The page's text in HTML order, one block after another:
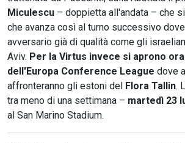
Miculescu – doppietta all'andata – che
che avanza così al turno successivo
avversario già di qualità come gli
Aviv. Per la Virtus invece si aprono
dell'Europa Conference League dove
affronteranno gli estoni del Flora Tallin.
tra meno di una settimana – martedì 23
al San Marino Stadium.